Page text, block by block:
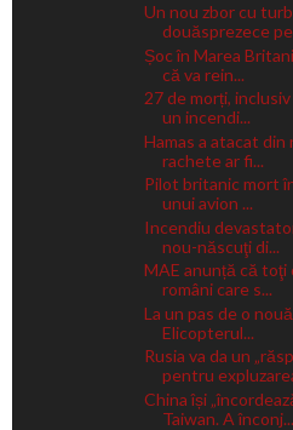
Un nou zbor cu
douăsprezece
Șoc în Marea
că va rein...
27 de morți,
un incendi...
Hamas a atacat
rachete ar fi...
Pilot britanic mort
unui avion ...
Incendiu
nou-născuţi di...
MAE anunță că
români care s...
La un pas de o
Elicopterul...
Rusia va da un
pentru
China își
Taiwan. A înconj...